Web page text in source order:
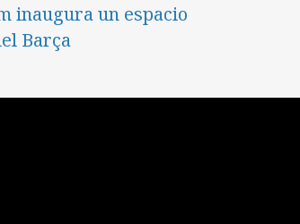
inaugura un espacio
Barça